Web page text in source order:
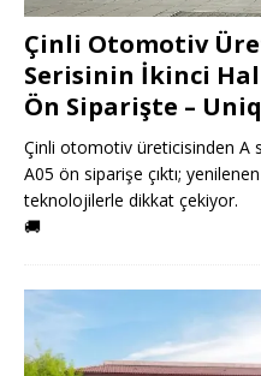
Çinli Otomotiv
Serisinin İkinci
Ön Siparişte –
Çinli otomotiv üreticisinden A
A05 ön siparişe çıktı;
teknolojilerle dikkat çekiyor.
🚚